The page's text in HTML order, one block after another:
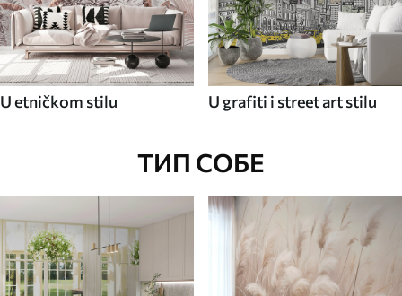
U etničkom stilu U grafiti i street art stilu
ТИП СОБЕ